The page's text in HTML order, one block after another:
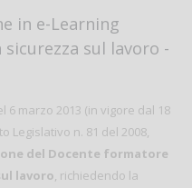
in e-Learning
sul lavoro -
6 marzo 2013 (in vigore dal 18
Legislativo n. 81 del 2008,
del Docente formatore
lavoro, richiedendo la